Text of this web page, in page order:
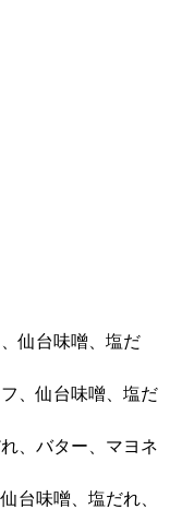
仙台味噌、塩だ
、仙台味噌、塩だ
、バター、マヨネ
台味噌、塩だれ、